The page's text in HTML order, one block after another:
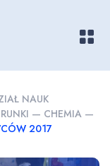
NAUK
— CHEMIA —
2017